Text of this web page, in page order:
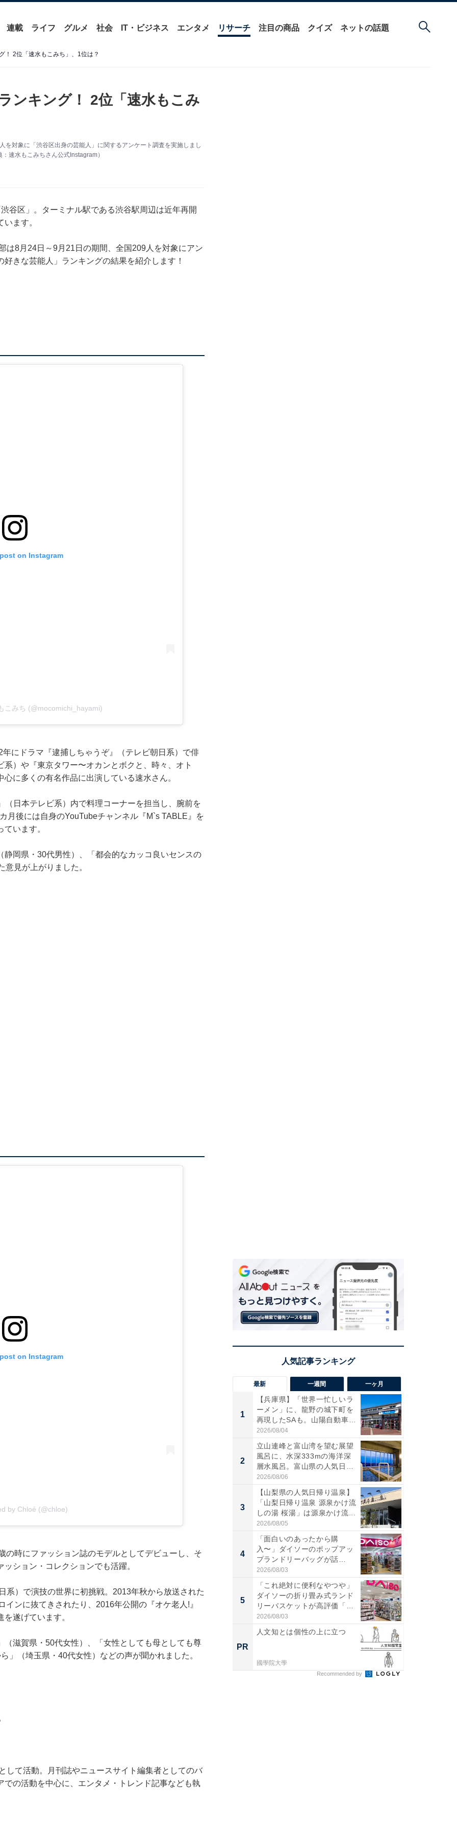
連載 ライフ グルメ 社会 IT・ビジネス エンタメ リサーチ 注目の商品 クイズ ネットの話題
！ 2位「速水もこみち」、1位は？
ンキング！ 2位「速水もこみ
対象に「渋谷区出身の芸能人」に関するアンケート調査を実施しまし
速水もこみちさん公式Instagram）
谷区」。ターミナル駅である渋谷駅周辺は近年再開
ます。
は8月24日～9月21日の期間、全国209人を対象にアン
きな芸能人」ランキングの結果を紹介します！
on Instagram
こみち (@mocomichi_hayami)
にドラマ『逮捕しちゃうぞ』（テレビ朝日系）で俳
）や『東京タワー〜オカンとボクと、時々、オト
に多くの有名作品に出演している速水さん。
日本テレビ系）内で料理コーナーを担当し、腕前を
月後には自身のYouTubeチャンネル『M`s TABLE』を
います。
岡県・30代男性）、「都会的なカッコ良いセンスの
見が上がりました。
on Instagram
by Chloé (@chloe)
の時にファッション誌のモデルとしてデビューし、そ
ション・コレクションでも活躍。
系）で演技の世界に初挑戦。2013年秋から放送された
ンに抜てきされたり、2016年公開の『オケ老人!』
遂げています。
滋賀県・50代女性）、「女性としても母としても尊
」（埼玉県・40代女性）などの声が聞かれました。
して活動。月刊誌やニュースサイト編集者としてのバ
の活動を中心に、エンタメ・トレンド記事なども執
最新 一週間 一ヶ月
1
【兵庫県】「世界一忙しいラ
ーメン」に、龍野の城下町を
再現したSAも。山陽自動車
道...
2026/08/04
2
立山連峰と富山湾を望む展望
風呂に、水深333mの海洋深
層水風呂。富山県の人気日
帰...
2026/08/06
3
【山梨県の人気日帰り温泉】
「山梨日帰り温泉 源泉かけ流
しの湯 桜湯」は源泉かけ流...
2026/08/05
4
「面白いのあったから購
入〜」ダイソーのポップアッ
プランドリーバッグが話
題。“さま...
2026/08/03
5
「これ絶対に便利なやつや」
ダイソーの折り畳み式ランド
リーバスケットが高評価「使
わ...
2026/08/03
PR
人文知とは個性の上に立つ
國學院大學
Recommended by